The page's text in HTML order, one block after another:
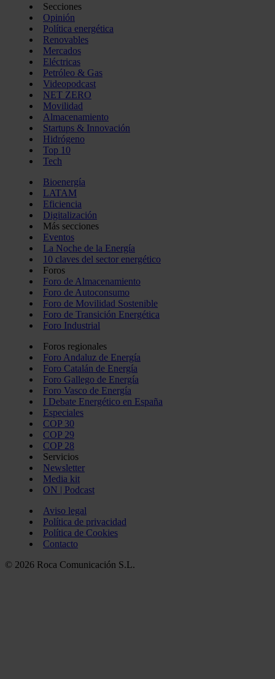
Secciones
Opinión
Política energética
Renovables
Mercados
Eléctricas
Petróleo & Gas
Videopodcast
NET ZERO
Movilidad
Almacenamiento
Startups & Innovación
Hidrógeno
Top 10
Tech
Bioenergía
LATAM
Eficiencia
Digitalización
Más secciones
Eventos
La Noche de la Energía
10 claves del sector energético
Foros
Foro de Almacenamiento
Foro de Autoconsumo
Foro de Movilidad Sostenible
Foro de Transición Energética
Foro Industrial
Foros regionales
Foro Andaluz de Energía
Foro Catalán de Energía
Foro Gallego de Energía
Foro Vasco de Energía
I Debate Energético en España
Especiales
COP 30
COP 29
COP 28
Servicios
Newsletter
Media kit
ON | Podcast
Aviso legal
Política de privacidad
Política de Cookies
Contacto
© 2026 Roca Comunicación S.L.